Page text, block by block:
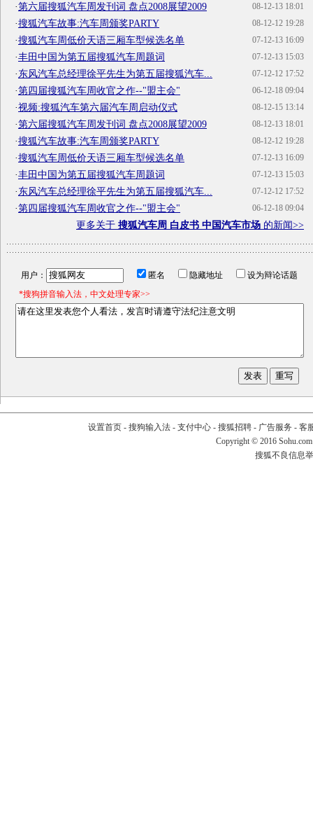
08-12-13 18:01
·第六届搜狐汽车周发刊词 盘点2008展望2009
08-12-12 19:28
·搜狐汽车故事:汽车周颁奖PARTY
07-12-13 16:09
·搜狐汽车周低价天语三厢车型候选名单
07-12-13 15:03
·丰田中国为第五届搜狐汽车周题词
07-12-12 17:52
·东风汽车总经理徐平先生为第五届搜狐汽车...
06-12-18 09:04
·第四届搜狐汽车周收官之作--"盟主会"
08-12-15 13:14
·视频:搜狐汽车第六届汽车周启动仪式
08-12-13 18:01
·第六届搜狐汽车周发刊词 盘点2008展望2009
08-12-12 19:28
·搜狐汽车故事:汽车周颁奖PARTY
07-12-13 16:09
·搜狐汽车周低价天语三厢车型候选名单
07-12-13 15:03
·丰田中国为第五届搜狐汽车周题词
07-12-12 17:52
·东风汽车总经理徐平先生为第五届搜狐汽车...
06-12-18 09:04
·第四届搜狐汽车周收官之作--"盟主会"
更多关于 搜狐汽车周 白皮书 中国汽车市场 的新闻>>
用户： 匿名 隐藏地址
设为辩论话题
*搜狗拼音输入法，中文处理专家>>
设置首页- 搜狗输入法- 支付中心- 搜狐招聘- 广告服务 - 客
Copyright © 2016
搜狐不良信息